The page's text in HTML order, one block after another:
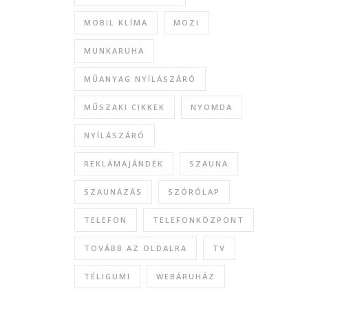
MOBIL KLÍMA MOZI
MUNKARUHA
MŰANYAG NYÍLÁSZÁRÓ
MŰSZAKI CIKKEK NYOMDA
NYÍLÁSZÁRÓ
REKLÁMAJÁNDÉK SZAUNA
SZAUNÁZÁS SZÓRÓLAP
TELEFON TELEFONKÖZPONT
TOVÁBB AZ OLDALRA TV
TÉLIGUMI WEBÁRUHÁZ